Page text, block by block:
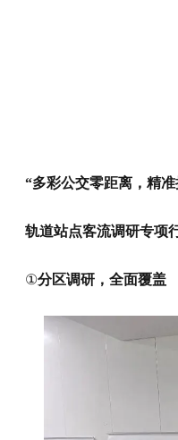
“多彩公交零距离，精
轨道站点客流调研专项
①分区调研，全面覆盖